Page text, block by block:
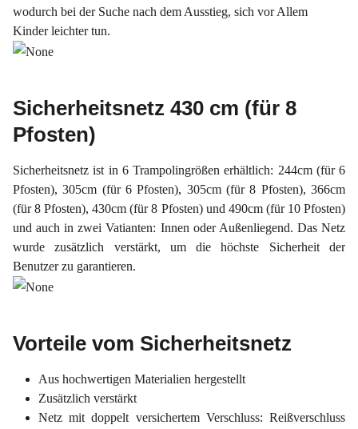
wodurch bei der Suche nach dem Ausstieg, sich vor Allem
Kinder leichter tun.
Sicherheitsnetz 430 cm (für 8
Pfosten)
Sicherheitsnetz ist in 6 Trampolingrößen erhältlich: 244cm (für 6
Pfosten), 305cm (für 6 Pfosten), 305cm (für 8 Pfosten), 366cm
(für 8 Pfosten), 430cm (für 8 Pfosten) und 490cm (für 10 Pfosten)
und auch in zwei Vatianten: Innen oder Außenliegend. Das Netz
wurde zusätzlich verstärkt, um die höchste Sicherheit der
Benutzer zu garantieren.
Vorteile vom Sicherheitsnetz
Aus hochwertigen Materialien hergestellt
Zusätzlich verstärkt
Netz mit doppelt versichertem Verschluss: Reißverschluss